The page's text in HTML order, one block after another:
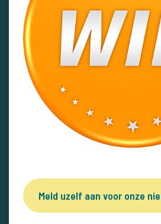
Meld uzelf aan voor onze